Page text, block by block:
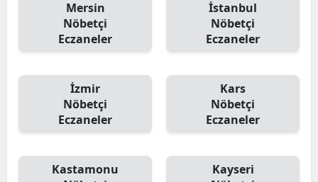
Mersin
Nöbetçi
Eczaneler
İstanbul
Nöbetçi
Eczaneler
İzmir
Nöbetçi
Eczaneler
Kars
Nöbetçi
Eczaneler
Kastamonu
Kayseri